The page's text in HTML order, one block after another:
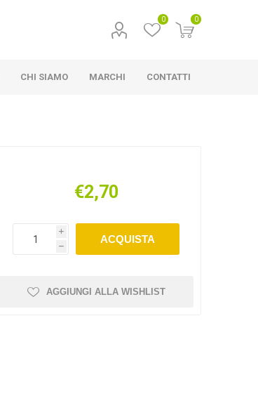
0 0
CHI SIAMO MARCHI CONTATTI
€2,70
i
h
ACQUISTA
AGGIUNGI ALLA WISHLIST